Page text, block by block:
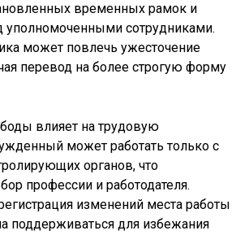
временных рамок и
уполномоченными сотрудниками.
может повлечь ужесточение
перевод на более строгую форму
влияет на трудовую
может работать только с
органов, что
профессии и работодателя.
изменений места работы
поддерживаться для избежания